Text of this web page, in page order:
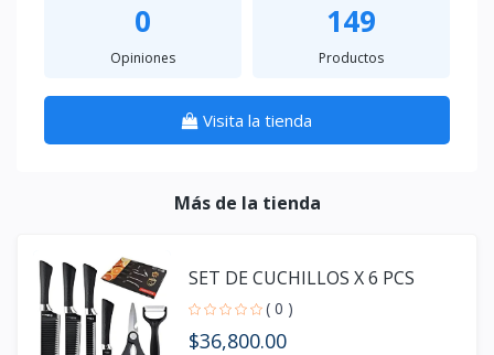
0
Opiniones
149
Productos
Visita la tienda
Más de la tienda
SET DE CUCHILLOS X 6 PCS
( 0 )
$36,800.00